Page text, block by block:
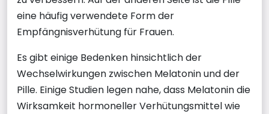
eine häufig verwendete Form der
Empfängnisverhütung für Frauen.
Es gibt einige Bedenken hinsichtlich der
Wechselwirkungen zwischen Melatonin und der
Pille. Einige Studien legen nahe, dass Melatonin die
Wirksamkeit hormoneller Verhütungsmittel wie